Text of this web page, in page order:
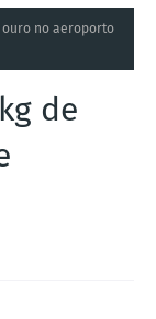
ouro no aeroporto
de